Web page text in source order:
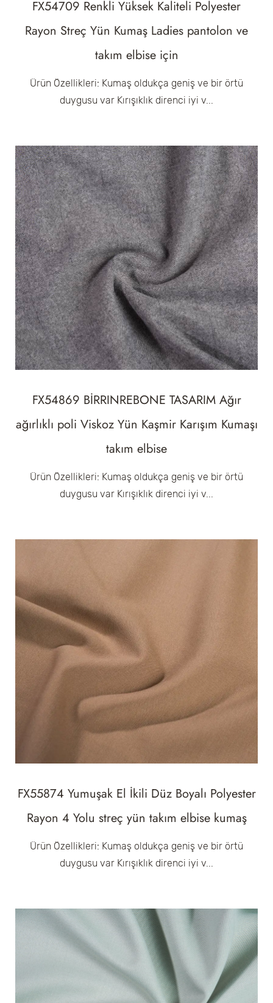
FX54709 Renkli Yüksek Kaliteli Polyester
Rayon Streç Yün Kumaş Ladies pantolon ve
takım elbise için
Ürün Özellikleri: Kumaş oldukça geniş ve bir örtü
duygusu var Kırışıklık direnci iyi v...
FX54869 BİRRINREBONE TASARIM Ağır
ağırlıklı poli Viskoz Yün Kaşmir Karışım Kumaşı
takım elbise
Ürün Özellikleri: Kumaş oldukça geniş ve bir örtü
duygusu var Kırışıklık direnci iyi v...
FX55874 Yumuşak El İkili Düz Boyalı Polyester
Rayon 4 Yolu streç yün takım elbise kumaş
Ürün Özellikleri: Kumaş oldukça geniş ve bir örtü
duygusu var Kırışıklık direnci iyi v...